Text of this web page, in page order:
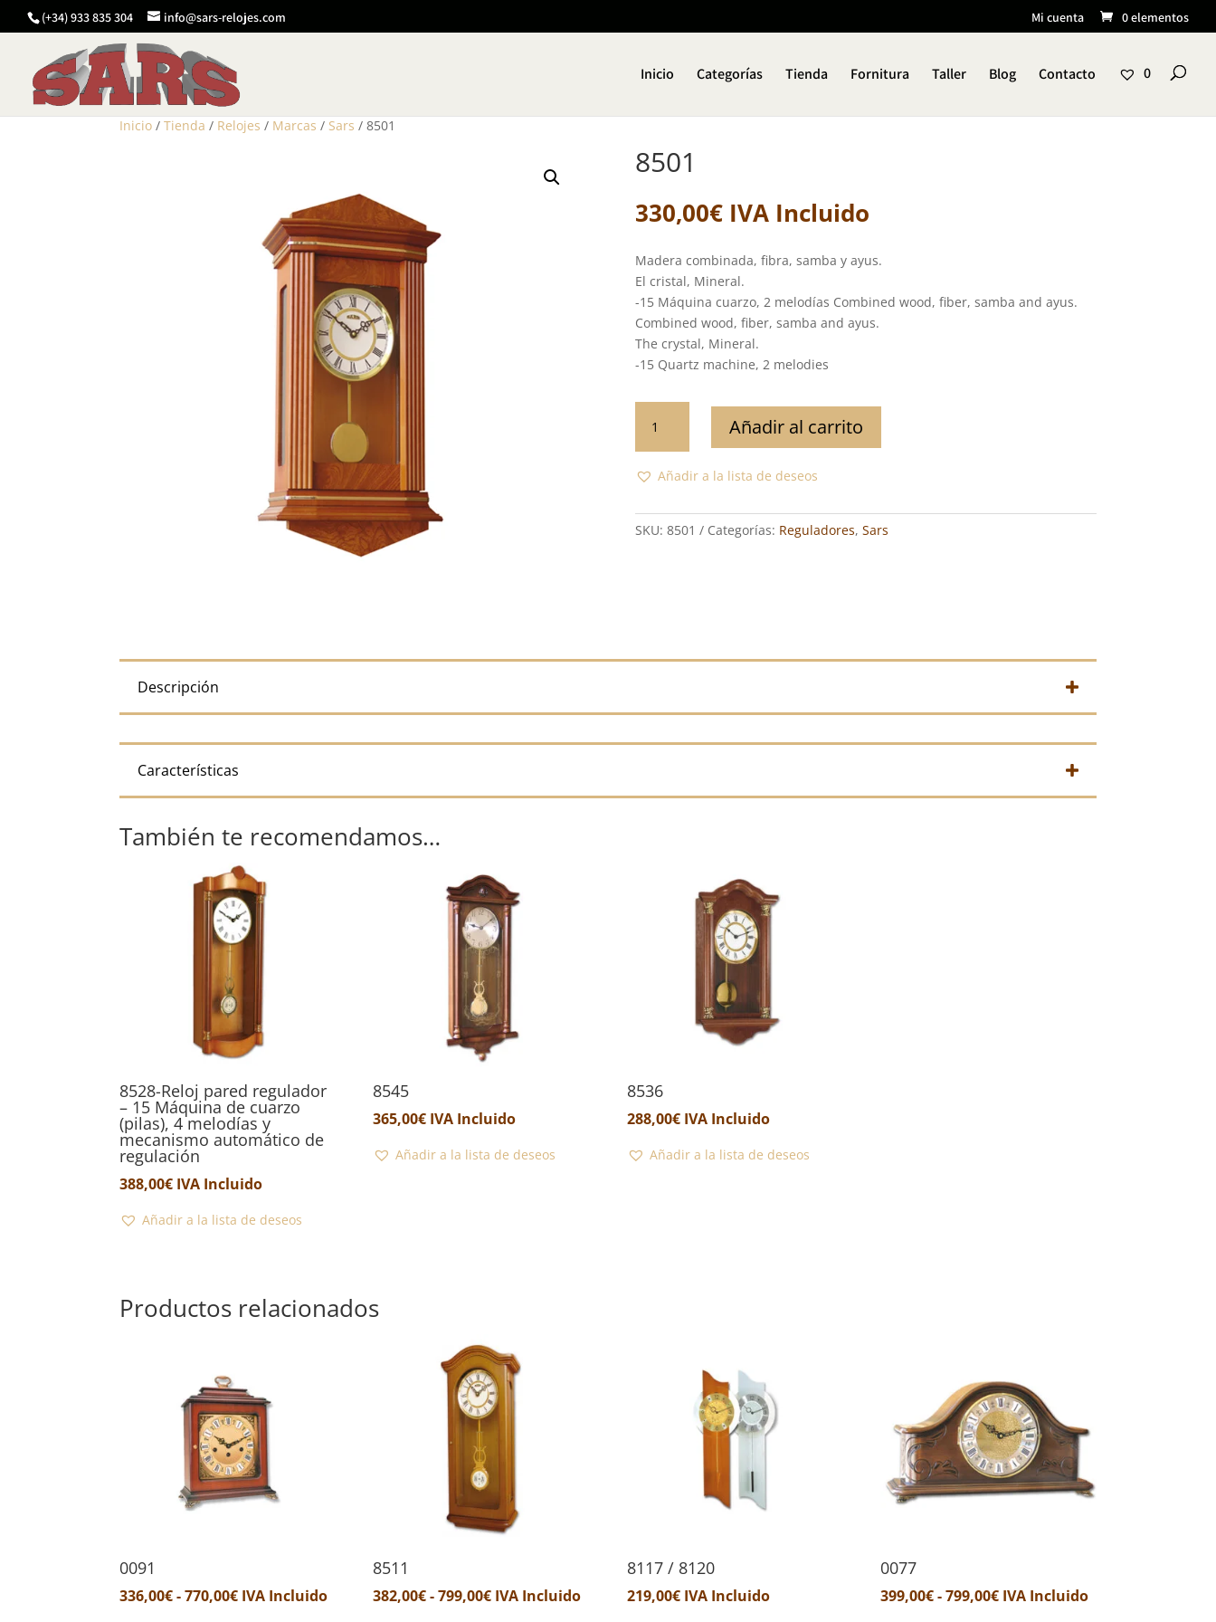
(+34) 933 835 304 info@sars-relojes.com Mi cuenta 0 elementos
Inicio Categorías Tienda Fornitura Taller Blog Contacto 0
Inicio / Tienda / Relojes / Marcas / Sars / 8501
8501
330,00€ IVA Incluido
Madera combinada, fibra, samba y ayus.
El cristal, Mineral.
-15 Máquina cuarzo, 2 melodías Combined wood, fiber, samba and ayus.
Combined wood, fiber, samba and ayus.
The crystal, Mineral.
-15 Quartz machine, 2 melodies
cantidad
Añadir al carrito
Añadir a la lista de deseos
SKU: 8501 Categorías: Reguladores, Sars
Descripción
Características
También te recomendamos…
8528-Reloj pared regulador
– 15 Máquina de cuarzo
(pilas), 4 melodías y
mecanismo automático de
regulación
388,00€ IVA Incluido
Añadir a la lista de deseos
8545
365,00€ IVA Incluido
Añadir a la lista de deseos
8536
288,00€ IVA Incluido
Añadir a la lista de deseos
Productos relacionados
0091
336,00€-770,00€Rango
IVA Incluido
8511
382,00€-799,00€Rango
IVA Incluido
8117 / 8120
219,00€ IVA Incluido
0077
399,00€-799,00€Rango
IVA Incluido